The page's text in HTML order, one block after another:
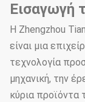
Εισαγωγή
Η Zhengzhou
είναι μια
τεχνολογία
μηχανική, την
κύρια προϊόντα